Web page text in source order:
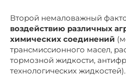
Второй немаловажный
воздействию различных
химических соединений
трансмиссионного масел,
тормозной жидкости,
технологических жидкостей).